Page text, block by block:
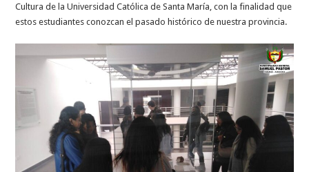
Cultura de la Universidad Católica de Santa María, con la finalidad que
estos estudiantes conozcan el pasado histórico de nuestra provincia.